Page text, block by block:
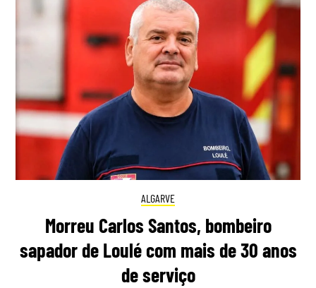
ALGARVE
Morreu Carlos Santos, bombeiro
sapador de Loulé com mais de 30 anos
de serviço